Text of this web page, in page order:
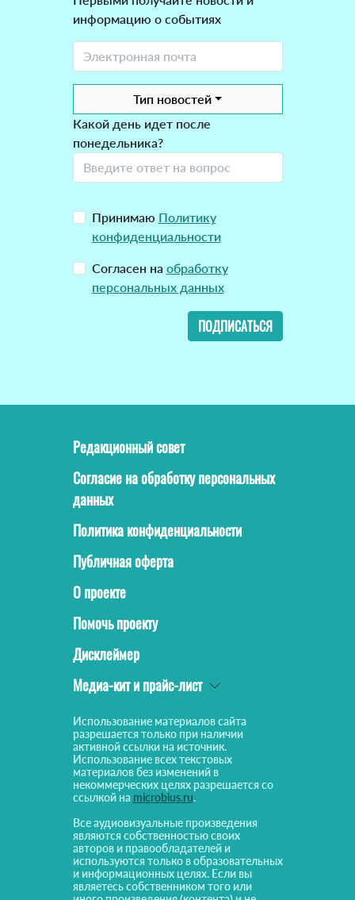
информацию о событиях
Тип новостей
Какой день идет после
понедельника?
Принимаю Политику
конфиденциальности
Согласен на обработку
персональных данных
ПОДПИСАТЬСЯ
Редакционный совет
Согласие на обработку персональных
данных
Политика конфиденциальности
Публичная оферта
О проекте
Помочь проекту
Дисклеймер
Медиа-кит и прайс-лист
Использование материалов сайта
разрешается только при наличии
активной ссылки на источник.
Использование всех текстовых
материалов без изменений в
некоммерческих целях разрешается со
ссылкой на microbius.ru.
Все аудиовизуальные произведения
являются собственностью своих
авторов и правообладателей и
используются только в образовательных
и информационных целях. Если вы
являетесь собственником того или